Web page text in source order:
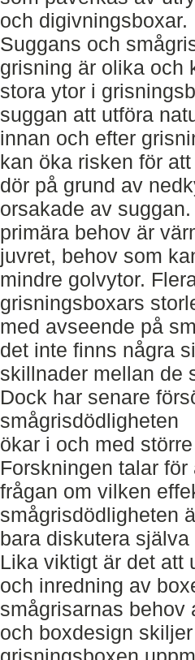
och digivningsboxar.
Suggans och
grisning är olika och
stora ytor i
suggan att utföra
innan och efter
kan öka risken för
dör på grund av
orsakade av
primära behov är
juvret, behov som
mindre golvytor.
grisningsboxars
med avseende på
det inte finns några
skillnader mellan de
Dock har senare
smågrisdödligheten
ökar i och med
Forskningen talar för
frågan om vilken
smågrisdödligheten
bara diskutera
Lika viktigt är det att
och inredning av
smågrisarnas behov
och boxdesign